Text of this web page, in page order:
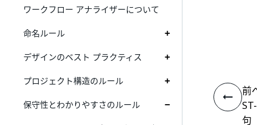
ワークフロー アナライザーについて
命名ルール
デザインのベスト プラクティス
プロジェクト構造のルール
保守性とわかりやすさのルール
前
句